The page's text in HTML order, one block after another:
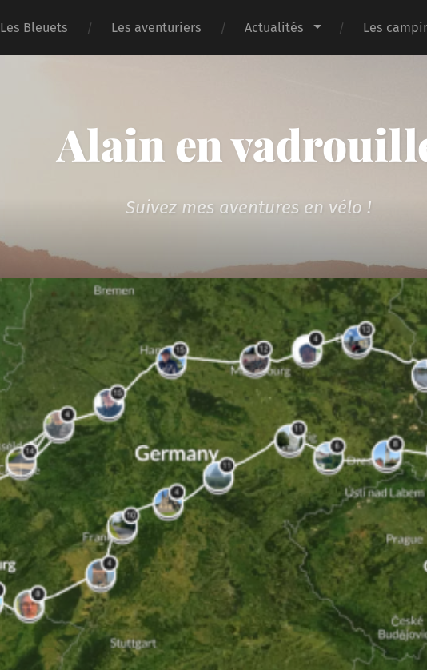
Les Bleuets Les aventuriers Actualités Les
Alain en
Suivez mes aventures en vélo !